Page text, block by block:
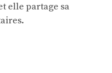
elle partage sa